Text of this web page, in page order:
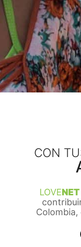
CON
LOVENET